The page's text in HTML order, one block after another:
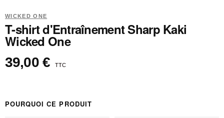
WICKED ONE
T-shirt d'Entraînement Sharp Kaki
Wicked One
39,00 € TTC
POURQUOI CE PRODUIT